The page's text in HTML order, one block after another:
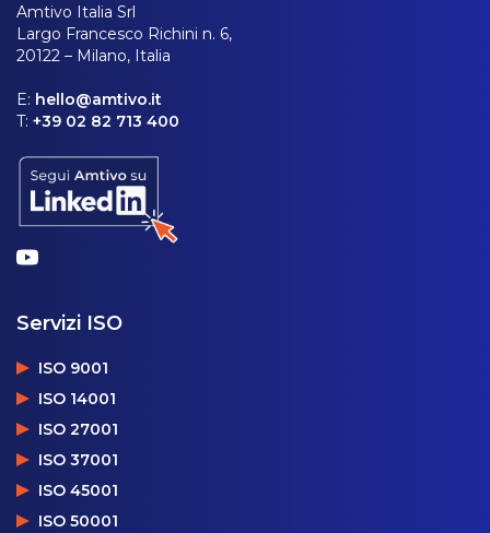
Amtivo Italia Srl
Largo Francesco Richini n. 6,
20122 – Milano, Italia
E: hello@amtivo.it
T: +39 02 82 713 400
Servizi ISO
ISO 9001
ISO 14001
ISO 27001
ISO 37001
ISO 45001
ISO 50001